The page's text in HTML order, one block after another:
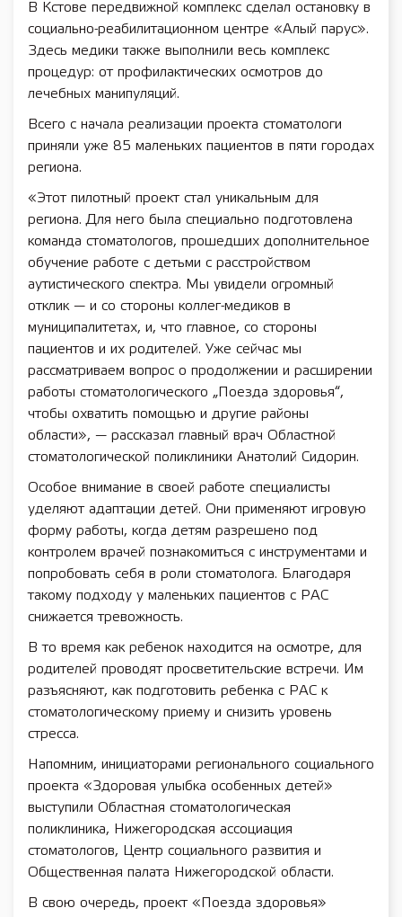
В Кстове передвижной комплекс сделал остановку в
социально-реабилитационном центре «Алый парус».
Здесь медики также выполнили весь комплекс
процедур: от профилактических осмотров до
лечебных манипуляций.
Всего с начала реализации проекта стоматологи
приняли уже 85 маленьких пациентов в пяти городах
региона.
«Этот пилотный проект стал уникальным для
региона. Для него была специально подготовлена
команда стоматологов, прошедших дополнительное
обучение работе с детьми с расстройством
аутистического спектра. Мы увидели огромный
отклик — и со стороны коллег-медиков в
муниципалитетах, и, что главное, со стороны
пациентов и их родителей. Уже сейчас мы
рассматриваем вопрос о продолжении и расширении
работы стоматологического „Поезда здоровья“,
чтобы охватить помощью и другие районы
области», — рассказал главный врач Областной
стоматологической поликлиники Анатолий Сидорин.
Особое внимание в своей работе специалисты
уделяют адаптации детей. Они применяют игровую
форму работы, когда детям разрешено под
контролем врачей познакомиться с инструментами и
попробовать себя в роли стоматолога. Благодаря
такому подходу у маленьких пациентов с РАС
снижается тревожность.
В то время как ребенок находится на осмотре, для
родителей проводят просветительские встречи. Им
разъясняют, как подготовить ребенка с РАС к
стоматологическому приему и снизить уровень
стресса.
Напомним, инициаторами регионального социального
проекта «Здоровая улыбка особенных детей»
выступили Областная стоматологическая
поликлиника, Нижегородская ассоциация
стоматологов, Центр социального развития и
Общественная палата Нижегородской области.
В свою очередь, проект «Поезда здоровья»